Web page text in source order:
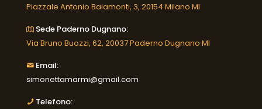
Piazzale Antonio Baiamonti, 3, 20154 Milano MI
Sede Paderno Dugnano:
Via Bruno Buozzi, 62, 20037 Paderno Dugnano MI
Email:
simonettamarmi@gmail.com
Telefono: